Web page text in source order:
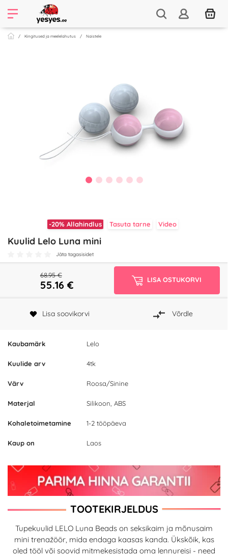
Kingitused ja meelelahutus Naistele
-20% Allahindlus Tasuta tarne Video
Kuulid Lelo Luna mini
Jäta tagasisidet
Kaubamärk Lelo
Kuulide arv 4tk
Värv Roosa/Sinine
Materjal Silikoon, ABS
Kohaletoimetamine 1-2 tööpäeva
Kaup on Laos
68.95 €
55.16€ LISA OSTUKORVI
Lisa soovikorvi Võrdle
TOOTEKIRJELDUS
Tupekuulid LELO Luna Beads on seksikaim ja mõnusaim
mini trenažöör, mida endaga kaasas kanda. Ükskõik, kas
oled tööl või soovid mitmekesistada oma lennureisi - need